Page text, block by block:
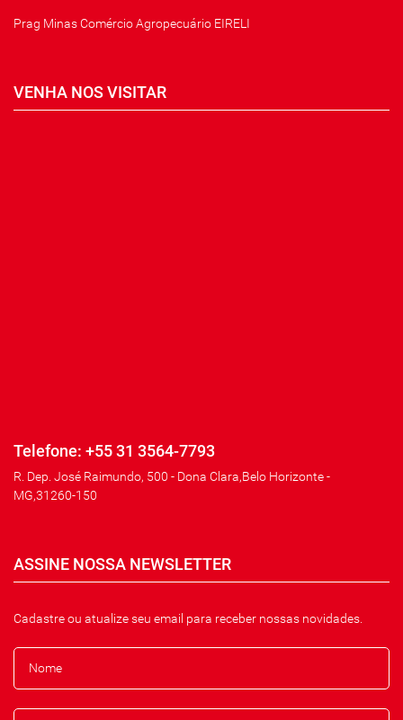
Prag Minas Comércio Agropecuário EIRELI
VENHA NOS VISITAR
Telefone: +55 31 3564-7793
R. Dep. José Raimundo, 500 - Dona Clara,Belo Horizonte -
MG,31260-150
ASSINE NOSSA NEWSLETTER
Cadastre ou atualize seu email para receber nossas novidades.